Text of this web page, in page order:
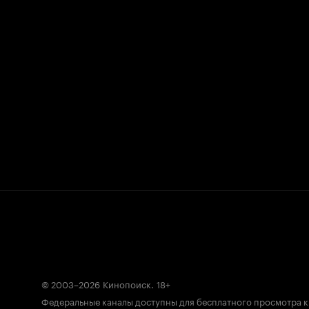
© 2003–2026 Кинопоиск. 18+
Федеральные каналы доступны для бесплатного просмотра